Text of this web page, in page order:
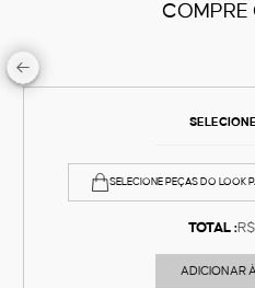
COMPRE
SELECIONE PEÇAS DO LOOK
TOTAL :
ADICIONAR